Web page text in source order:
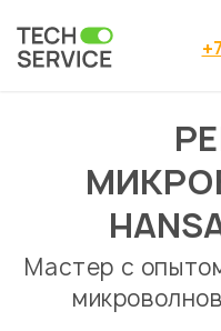
Ремонт
Ремонт
Мастер с